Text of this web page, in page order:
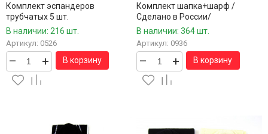
Комплект эспандеров
трубчатых 5 шт.
В наличии: 216 шт.
Артикул: 0526
– + В корзину
Комплект шапка+шарф /
Сделано в России/
В наличии: 364 шт.
Артикул: 0936
– + В корзину